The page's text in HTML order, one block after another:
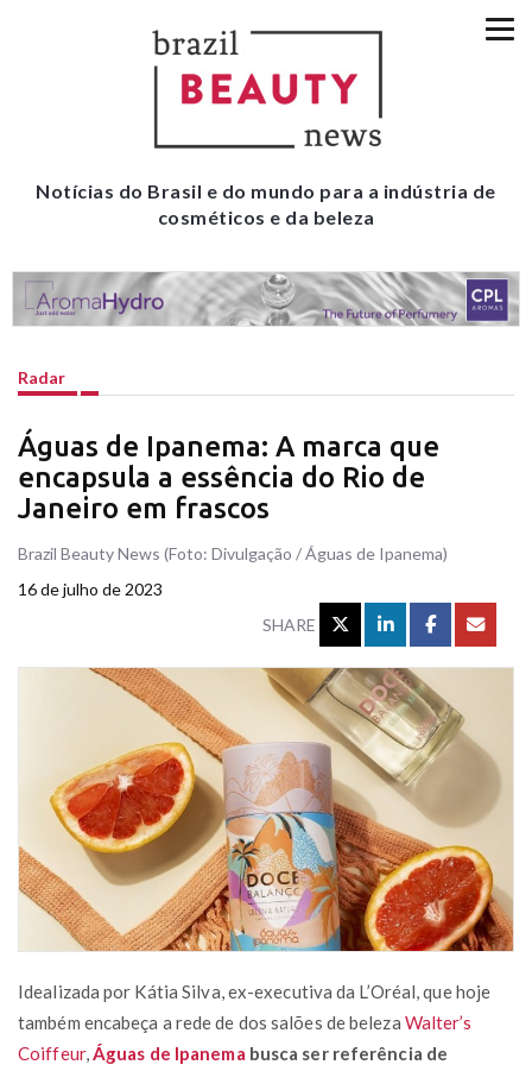
Notícias do Brasil e do mundo para a indústria de
cosméticos e da beleza
Radar
Águas de Ipanema: A marca que
encapsula a essência do Rio de
Janeiro em frascos
Brazil Beauty News (Foto: Divulgação / Águas de Ipanema)
16 de julho de 2023
SHARE
Idealizada por Kátia Silva, ex-executiva da L’Oréal, que hoje
também encabeça a rede de dos salões de beleza Walter’s
Coiffeur, Águas de Ipanema busca ser referência de